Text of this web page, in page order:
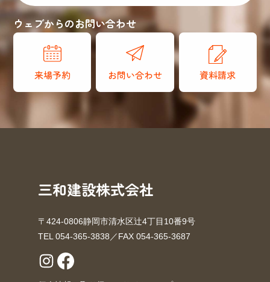
ウェブからのお問い合わせ
来場予約 お問い合わせ 資料請求
三和建設株式会社
〒424-0806静岡市清水区辻4丁目10番9号
TEL 054-365-3838／FAX 054-365-3687